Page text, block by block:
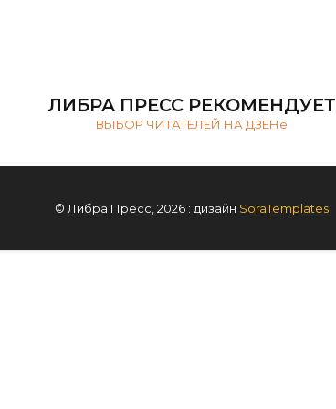
ЛИБРА ПРЕСС РЕКОМЕНДУЕТ
ВЫБОР ЧИТАТЕЛЕЙ НА ДЗЕНе
© Либра Пресс, 2026 : дизайн SoraTemplates